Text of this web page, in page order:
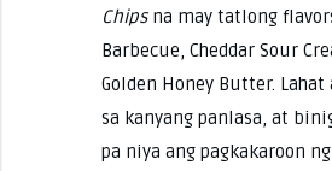
Chipsna may tatlong
Barbecue, Cheddar Sour
Golden Honey Butter. Lahat
sa kanyang panlasa, at
pa niya ang pagkakaroon